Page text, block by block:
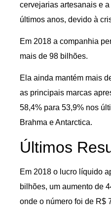
cervejarias artesanais e
últimos anos, devido à
Em 2018 a companhia
mais de 98 bilhões.
Ela ainda mantém mais
as principais marcas
58,4% para 53,9% nos
Brahma e Antarctica.
Últimos
Em 2018 o lucro líquido
bilhões, um aumento de
onde o número foi de R$